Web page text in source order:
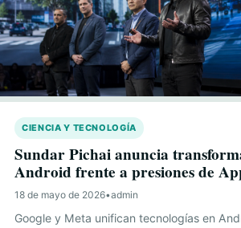
CIENCIA Y TECNOLOGÍA
Sundar Pichai anuncia
Android frente a presiones de
18 de mayo de 2026•admin
Google y Meta unifican tecnologías en